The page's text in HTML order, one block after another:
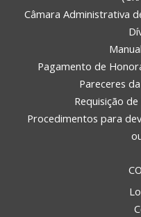
Câmara Administrativa
Pagamento de
Pareceres
Requisição
Procedimentos para